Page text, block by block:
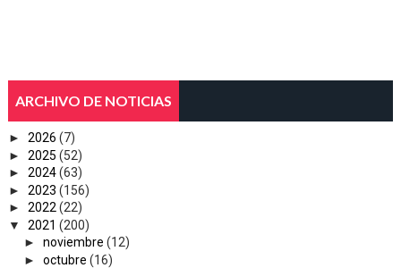
ARCHIVO DE NOTICIAS
► 2026 (7)
► 2025 (52)
► 2024(63)
► 2023 (156)
► 2022 (22)
▼
2021 (200)
► noviembre (12)
► octubre (16)